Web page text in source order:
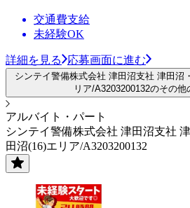
交通費支給
未経験OK
詳細を見る 応募画面に進む
シンテイ警備株式会社 津田沼支社 津田沼
リア/A3203200132のその他
アルバイト・パート
シンテイ警備株式会社 津田沼支社
田沼(16)エリア/A3203200132